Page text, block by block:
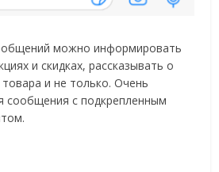
можно информировать
и скидках, рассказывать о
и не только. Очень
сообщения с подкрепленным